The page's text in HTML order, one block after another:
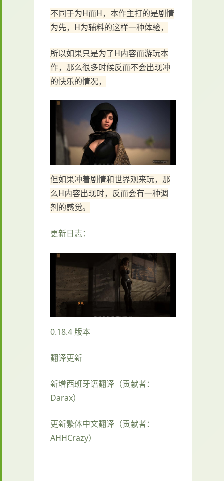
不同于为H而H，本作主打的是剧情
为先，H为辅料的这样一种体验，
所以如果只是为了H内容而游玩本
作，那么很多时候反而不会出现冲
的快乐的情况，
但如果冲着剧情和世界观来玩，那
么H内容出现时，反而会有一种调
剂的感觉。
更新日志：
0.18.4 版本
翻译更新
新增西班牙语翻译（贡献者：
Darax）
更新繁体中文翻译（贡献者：
AHHCrazy）